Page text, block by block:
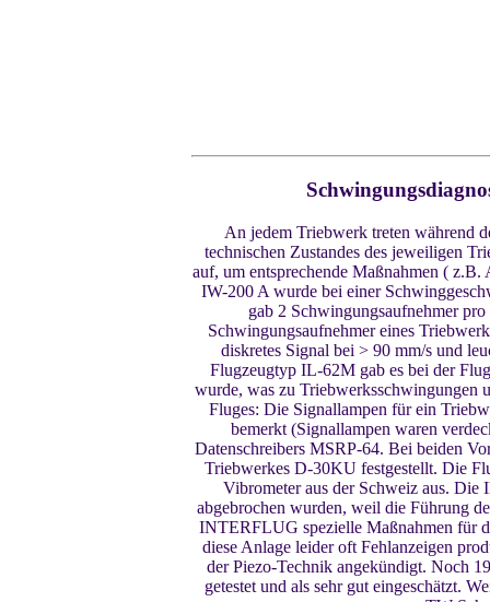
An jedem Triebwerk treten während
technischen Zustandes des jeweiligen
auf, um entsprechende Maßnahmen (
IW-200 A wurde bei einer
gab 2 Schwingungsaufnehmer
Schwingungsaufnehmer eines
diskretes Signal bei > 90 mm/s und
Flugzeugtyp IL-62M gab es bei der
wurde, was zu Triebwerksschwingungen
Fluges: Die Signallampen für ein
bemerkt (Signallampen waren
Datenschreibers MSRP-64. Bei beiden
Triebwerkes D-30KU festgestellt. Die
Vibrometer aus der Schweiz aus.
abgebrochen wurden, weil die Führung
INTERFLUG spezielle Maßnahmen für
diese Anlage leider oft Fehlanzeigen
der Piezo-Technik angekündigt. Noch
getestet und als sehr gut eingeschätzt.